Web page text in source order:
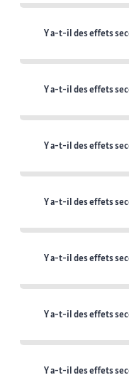
Y a-t-il des effets
Y a-t-il des effets
Y a-t-il des effets
Y a-t-il des effets
Y a-t-il des effets
Y a-t-il des effets
Y a-t-il des effets